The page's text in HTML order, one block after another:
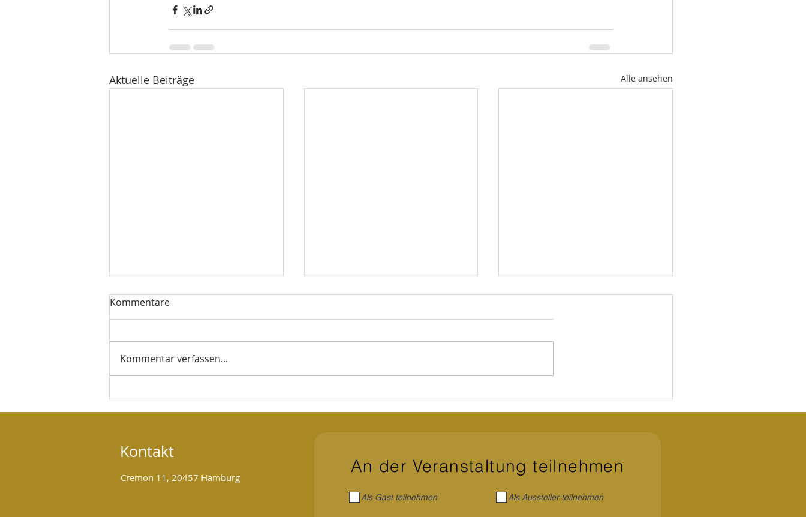
Aktuelle Beiträge Alle ansehen
Körper, Geist und Seele
Coaching und spiritueller
Kommentare
Kommentar verfassen...
Kontakt
Cremon 11, 20457 Hamburg
An der Veranstaltung teilnehmen
Als Gast teilnehmen Als Aussteller teilnehmen